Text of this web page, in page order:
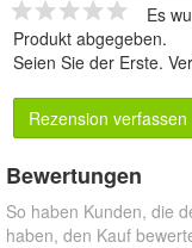
Es
Produkt abgegeben.
Seien Sie der Erste.
Rezension verfassen
Bewertungen
So haben Kunden, die
haben, den Kauf